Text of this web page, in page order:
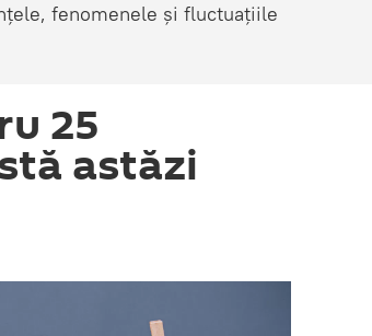
fenomenele și fluctuațiile
25
astăzi